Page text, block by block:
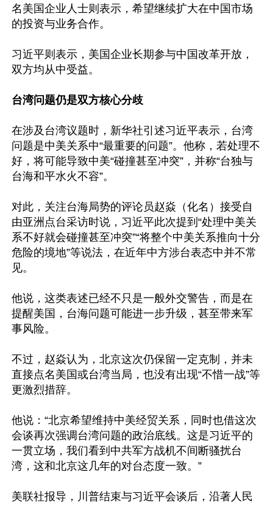
名美国企业人士则表示，希望继续扩大在中国市场
的投资与业务合作。
习近平则表示，美国企业长期参与中国改革开放，
双方均从中受益。
台湾问题仍是双方核心分歧
在涉及台湾议题时，新华社引述习近平表示，台湾
问题是中美关系中“最重要的问题”。他称，若处理不
好，将可能导致中美“碰撞甚至冲突”，并称“台独与
台海和平水火不容”。
对此，关注台海局势的评论员赵焱（化名）接受自
由亚洲点台采访时说，习近平此次提到“处理中美关
系不好就会碰撞甚至冲突”“将整个中美关系推向十分
危险的境地”等说法，在近年中方涉台表态中并不常
见。
他说，这类表述已经不只是一般外交警告，而是在
提醒美国，台海问题可能进一步升级，甚至带来军
事风险。
不过，赵焱认为，北京这次仍保留一定克制，并未
直接点名美国或台湾当局，也没有出现“不惜一战”等
更激烈措辞。
他说：“北京希望维持中美经贸关系，同时也借这次
会谈再次强调台湾问题的政治底线。这是习近平的
一贯立场，我们看到中共军方战机不间断骚扰台
湾，这和北京这几年的对台态度一致。”
美联社报导，川普结束与习近平会谈后，沿著人民